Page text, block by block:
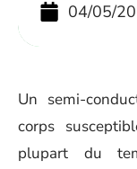
04/05/
Un semi-
corps
plupart du